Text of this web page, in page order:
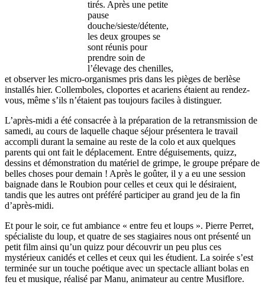
tirés. Après une petite
pause
douche/sieste/détente,
les deux groupes se
sont réunis pour
prendre soin de
l’élevage des chenilles,
et observer les micro-organismes pris dans les pièges de berlèse
installés hier. Collemboles, cloportes et acariens étaient au rendez-
vous, même s’ils n’étaient pas toujours faciles à distinguer.
L’après-midi a été consacrée à la préparation de la retransmission de
samedi, au cours de laquelle chaque séjour présentera le travail
accompli durant la semaine au reste de la colo et aux quelques
parents qui ont fait le déplacement. Entre déguisements, quizz,
dessins et démonstration du matériel de grimpe, le groupe prépare de
belles choses pour demain ! Après le goûter, il y a eu une session
baignade dans le Roubion pour celles et ceux qui le désiraient,
tandis que les autres ont préféré participer au grand jeu de la fin
d’après-midi.
Et pour le soir, ce fut ambiance « entre feu et loups ». Pierre Perret,
spécialiste du loup, et quatre de ses stagiaires nous ont présenté un
petit film ainsi qu’un quizz pour découvrir un peu plus ces
mystérieux canidés et celles et ceux qui les étudient. La soirée s’est
terminée sur un touche poétique avec un spectacle alliant bolas en
feu et musique, réalisé par Manu, animateur au centre Musiflore.